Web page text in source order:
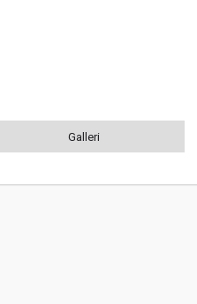
Galleri